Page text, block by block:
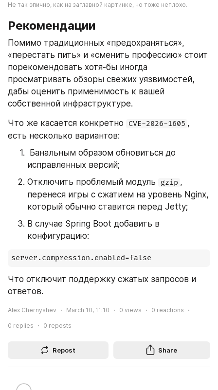
Не так эпично, как на заглавной картинке, но тоже неплохо.
Рекомендации
Помимо традиционных «предохраняться»,
«перестать пить» и «сменить профессию» стоит
порекомендовать хотя-бы иногда
просматривать обзоры свежих уязвимостей,
дабы оценить применимость к вашей
собственной инфраструктуре.
Что же касается конкретно
CVE-2026-1605 ,
есть несколько вариантов:
исправленных версий;
Отключить проблемый модуль
gzip ,
перенеся игры с сжатием на уровень Nginx,
который обычно ставится перед Jetty;
В случае Spring Boot добавить в
конфигурацию:
server.compression.enabled=false
Что отключит поддержку сжатых запросов и
ответов.
Alex Chernyshev March 10, 11:10 0 views 0 reactions
0 replies 0 reposts
Repost Share